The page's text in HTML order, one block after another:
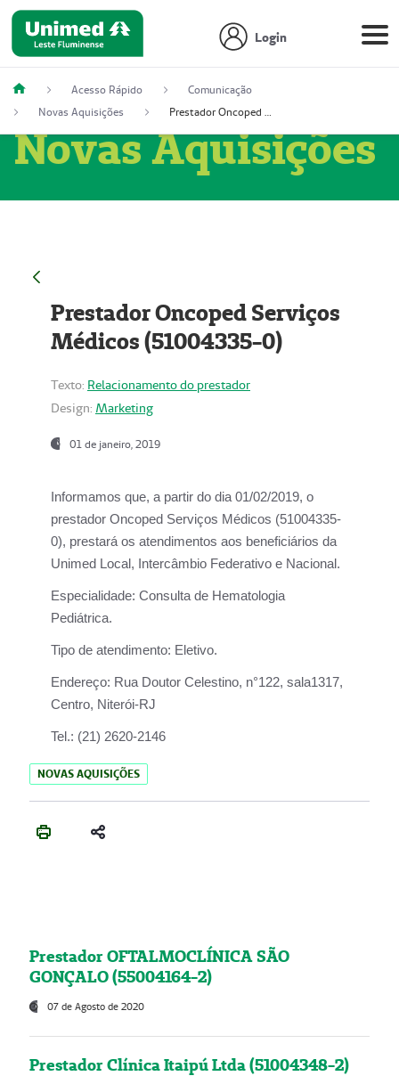
Login
Acesso Rápido
Comunicação
Novas Aquisições
Prestador Oncoped Serviços Médicos (51004335-0)
Novas Aquisições
Prestador Oncoped Serviços
Médicos (51004335-0)
Texto: Relacionamento do prestador
Design: Marketing
01 de janeiro, 2019
Informamos que, a partir do dia 01/02/2019, o
prestador Oncoped Serviços Médicos (51004335-
0), prestará os atendimentos aos beneficiários da
Unimed Local, Intercâmbio Federativo e Nacional.
Especialidade: Consulta de Hematologia
Pediátrica.
Tipo de atendimento: Eletivo.
Endereço: Rua Doutor Celestino, n°122, sala1317,
Centro, Niterói-RJ
Tel.: (21) 2620-2146
NOVAS AQUISIÇÕES
Prestador OFTALMOCLÍNICA SÃO
GONÇALO (55004164-2)
07 de Agosto de 2020
Prestador Clínica Itaipú Ltda (51004348-2)